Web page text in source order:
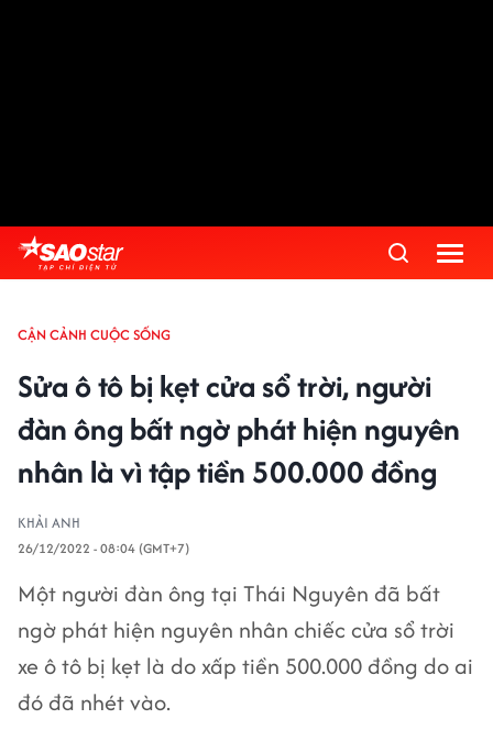
CẬN CẢNH CUỘC SỐNG
Sửa ô tô bị kẹt cửa sổ trời, người
đàn ông bất ngờ phát hiện nguyên
nhân là vì tập tiền 500.000 đồng
KHẢI ANH
26/12/2022 - 08:04 (GMT+7)
Một người đàn ông tại Thái Nguyên đã bất
ngờ phát hiện nguyên nhân chiếc cửa sổ trời
xe ô tô bị kẹt là do xấp tiền 500.000 đồng do ai
đó đã nhét vào.